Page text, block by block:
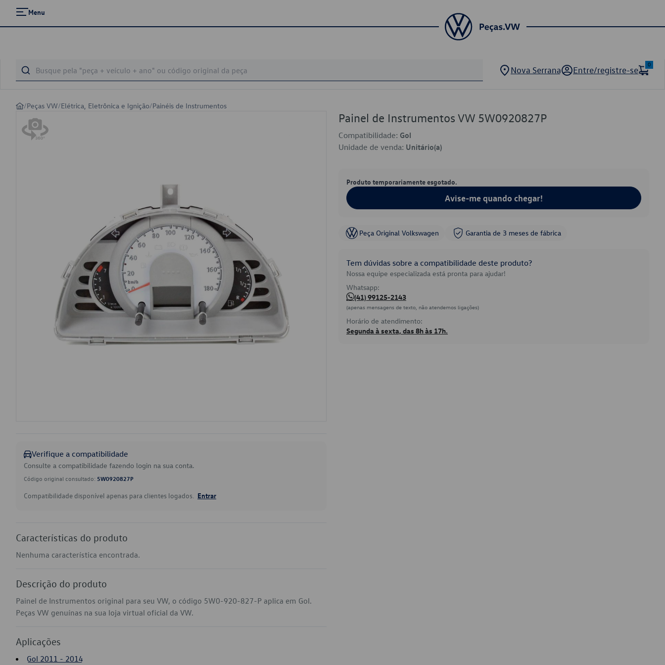
Menu
Nova Serrana Entre/registre-se
0
/Peças VW/Elétrica, Eletrônica e Ignição/Painéis de Instrumentos
Verifique a compatibilidade
Consulte a compatibilidade fazendo login na sua conta.
Código original consultado: 5W0920827P
Compatibilidade disponível apenas para clientes logados. Entrar
Características do produto
Nenhuma característica encontrada.
Descrição do produto
Painel de Instrumentos original para seu VW, o código 5W0-920-827-P aplica em Gol.
Peças VW genuínas na sua loja virtual oficial da VW.
Aplicações
Gol 2011 - 2014
Painel de Instrumentos VW 5W0920827P
Compatibilidade: Gol
Unidade de venda: Unitário(a)
Produto temporariamente esgotado.
Avise-me quando chegar!
Peça Original Volkswagen Garantia de 3 meses de fábrica
Tem dúvidas sobre a compatibilidade deste produto?
Nossa equipe especializada está pronta para ajudar!
Whatsapp:
(41) 99125-2143
(apenas mensagens de texto, não atendemos ligações)
Horário de atendimento:
Segunda à sexta, das 8h às 17h.